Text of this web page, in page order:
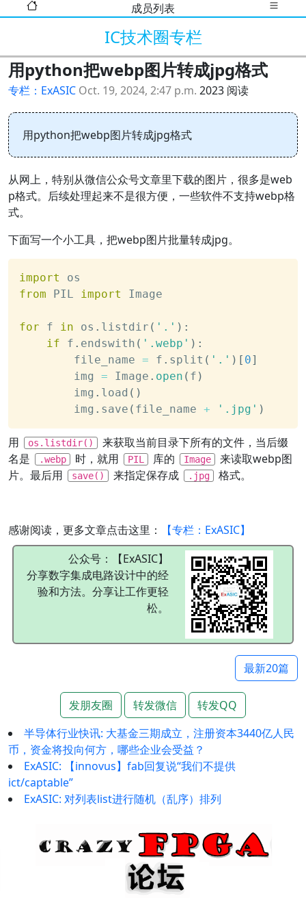
成员列表
IC技术圈专栏
用python把webp图片转成jpg格式
专栏：ExASIC Oct. 19, 2024, 2:47 p.m. 2023 阅读
用python把webp图片转成jpg格式
从网上，特别从微信公众号文章里下载的图片，很多是web
p格式。后续处理起来不是很方便，一些软件不支持webp格
式。
下面写一个小工具，把webp图片批量转成jpg。
import
os
from PIL import Image
for f in os . listdir ( '.' ) :
if f . endswith ( '.webp' ) :
        file_name
= f . split ( '.' ) [ 0]
        img
= Image . open ( f )
        img
. load ( )
        img
. save ( file_name + '.jpg' )
用 os.listdir()
来获取当前目录下所有的文件，当后缀
名是
.webp 时，就用 PIL 库的 Image
来读取webp图
片。最后用
save() 来指定保存成 .jpg 格式。
感谢阅读，更多文章点击这里：
【专栏：ExASIC】
公众号：【ExASIC】
分享数字集成电路设计中的经
验和方法。分享让工作更轻
松。
最新20篇
发朋友圈 转发微信
转发QQ
半导体行业快讯: 大基金三期成立，注册资本3440亿人民
币，资金将投向何方，哪些企业会受益？
ExASIC: 【innovus】fab回复说“我们不提供
ict/captable”
ExASIC: 对列表list进行随机（乱序）排列